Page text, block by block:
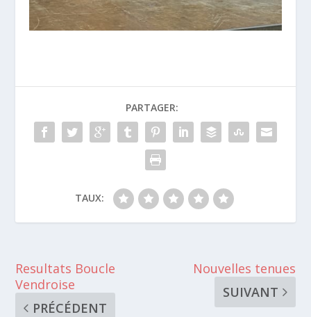
PARTAGER:
TAUX:
Resultats Boucle
Vendroise
PRÉCÉDENT
Nouvelles tenues
SUIVANT